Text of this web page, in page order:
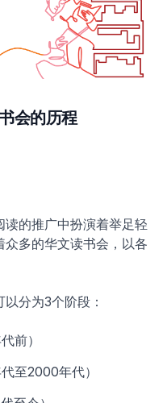
会的历程
的推广中扮演着举足轻
多的华文读书会，以各
分为3个阶段：
前）
至2000年代）